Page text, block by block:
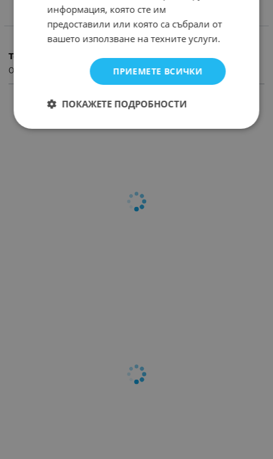
ХАРАКТЕРИСТИКИ
Тегло (кг.)
0.01
ПРОДУКТИ С ПОДОБНИ ХАРАКТЕРИСТИКИ
информация, която сте им
предоставили или която са събрали от
вашето използване на техните услуги.
ПРИЕМЕТЕ ВСИЧКИ
ПОКАЖЕТЕ ПОДРОБНОСТИ